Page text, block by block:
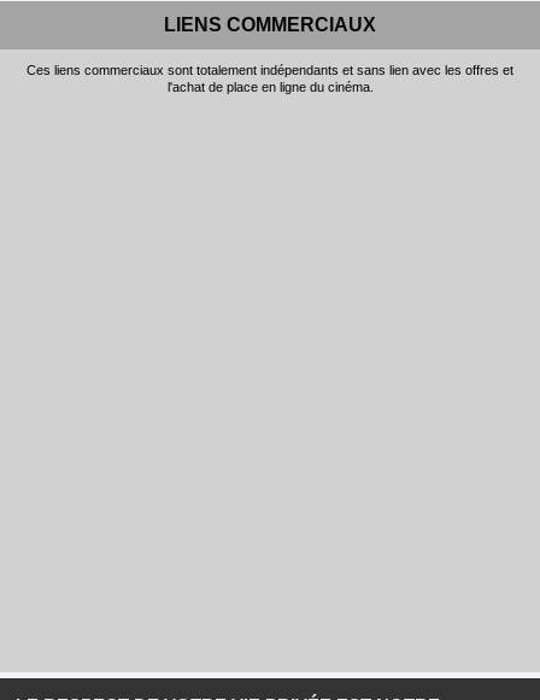
LIENS COMMERCIAUX
Ces liens commerciaux sont totalement indépendants et sans lien avec les offres et
l'achat de place en ligne du cinéma.